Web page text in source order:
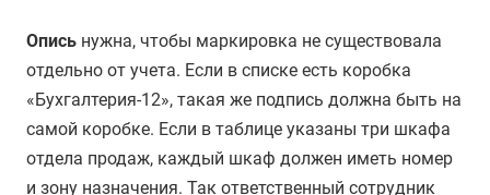
Опись нужна, чтобы маркировка не существовала
отдельно от учета. Если в списке есть коробка
«Бухгалтерия-12», такая же подпись должна быть на
самой коробке. Если в таблице указаны три шкафа
отдела продаж, каждый шкаф должен иметь номер
и зону назначения. Так ответственный сотрудник